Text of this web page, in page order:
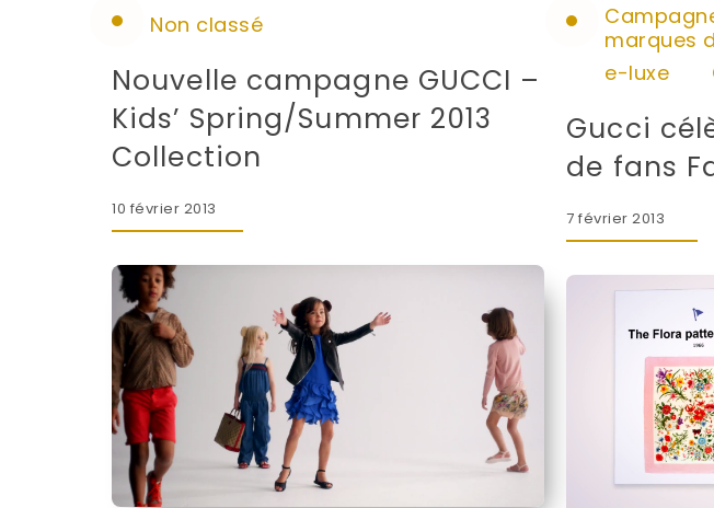
Non classé
Nouvelle campagne GUCCI –
Kids’ Spring/Summer 2013
Collection
10 février 2013
marques
e-luxe
Gucci
de fans
7 février 2013